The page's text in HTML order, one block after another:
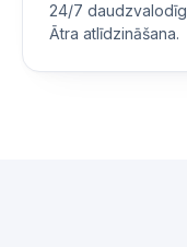
24/7
Ātra atlīdzināšana.